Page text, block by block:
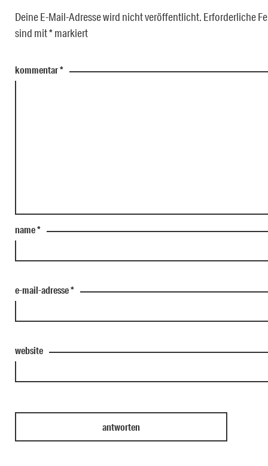
Deine E-Mail-Adresse wird nicht veröffentlicht. Erforderliche
sind mit*markiert
kommentar*
name*
e-mail-adresse*
website